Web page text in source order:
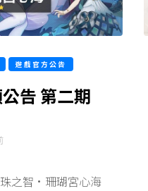
遊戲官方公告
告 第二期
珠之智·珊瑚宮心海